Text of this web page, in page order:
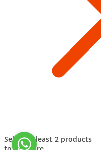
Select at least 2 products